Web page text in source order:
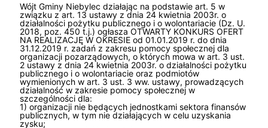
Wójt Gminy Niebylec działając na podstawie art. 5 w
związku z art. 13 ustawy z dnia 24 kwietnia 2003r. o
działalności pożytku publicznego i o wolontariacie (Dz. U.
2018, poz. 450 t.j.) ogłasza OTWARTY KONKURS OFERT
NA REALIZACJĘ W OKRESIE od 01.01.2019 r. do dnia
31.12.2019 r. zadań z zakresu pomocy społecznej dla
organizacji pozarządowych, o których mowa w art. 3 ust.
2 ustawy z dnia 24 kwietnia 2003r. o działalności pożytku
publicznego i o wolontariacie oraz podmiotów
wymienionych w art. 3 ust. 3 ww. ustawy, prowadzących
działalność w zakresie pomocy społecznej w
szczególności dla:
1) organizacji nie będących jednostkami sektora finansów
publicznych, w tym nie działających w celu uzyskania
zysku;